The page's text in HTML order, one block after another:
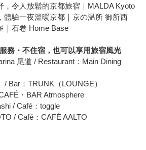
，令人放鬆的京都旅宿｜MALDA Kyoto
體驗一夜溫暖京都｜京の温所 御所西
｜石卷 Home Base
務・ 不住宿，也可以享用旅宿風光
尾道 / Restaurant：Main Dining
Bar：TRUNK（LOUNGE）
・BAR Atmosphere
/ Café：toggle
/ Café：CAFÉ AALTO